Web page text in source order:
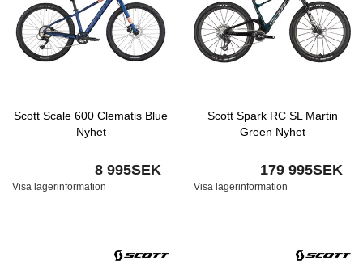
Scott Scale 600 Clematis Blue
Nyhet
8 995SEK
Visa lagerinformation
Scott Spark RC SL Martin
Green Nyhet
179 995SEK
Visa lagerinformation